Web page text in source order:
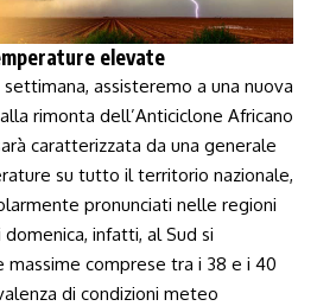
elevate
assisteremo a una nuova
rimonta dell’Anticiclone Africano
caratterizzata⁤ da una generale
su tutto il⁣ territorio ‌nazionale,
pronunciati‍ nelle ⁤regioni
infatti, al Sud si
comprese tra ⁢i 38 e i 40
di ⁤condizioni meteo